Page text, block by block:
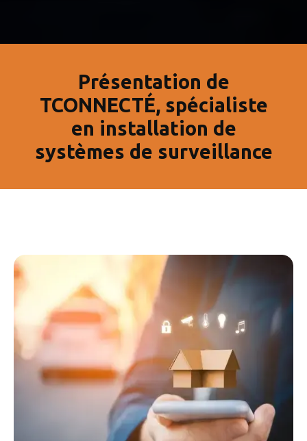
Présentation de
TCONNECTÉ, spécialiste
en installation de
systèmes de surveillance